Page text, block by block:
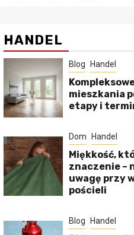
HANDEL
Blog Handel
mieszkania
etapy i
Dom Handel
Miękkość,
znaczenie –
uwagę przy
pościeli
Blog Handel